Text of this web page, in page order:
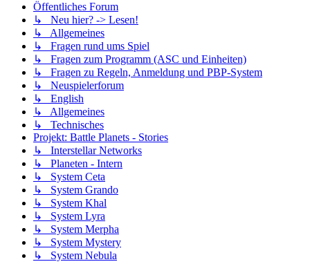
Öffentliches Forum
↳ Neu hier? -> Lesen!
↳ Allgemeines
↳ Fragen rund ums Spiel
↳ Fragen zum Programm (ASC und Einheiten)
↳ Fragen zu Regeln, Anmeldung und PBP-System
↳ Neuspielerforum
↳ English
↳ Allgemeines
↳ Technisches
Projekt: Battle Planets - Stories
↳ Interstellar Networks
↳ Planeten - Intern
↳ System Ceta
↳ System Grando
↳ System Khal
↳ System Lyra
↳ System Merpha
↳ System Mystery
↳ System Nebula